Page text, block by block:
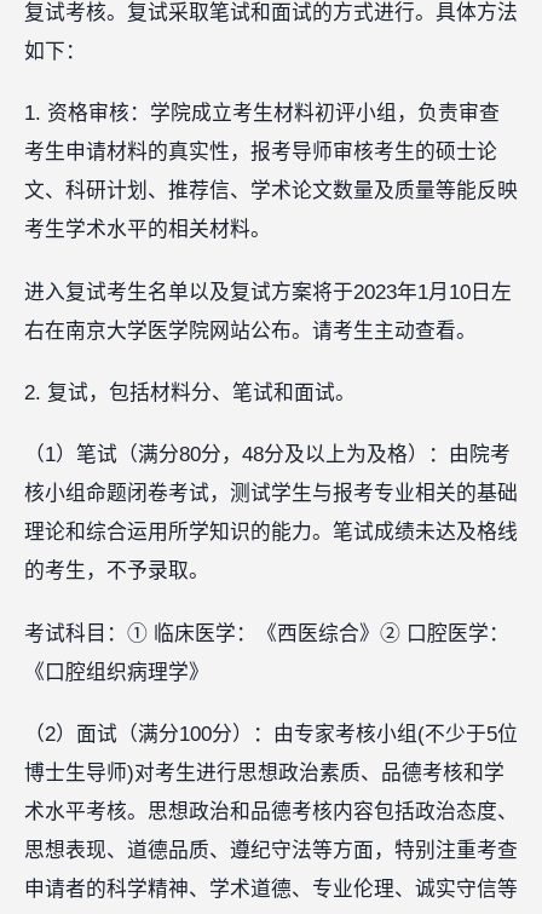
复试考核。复试采取笔试和面试的方式进行。具体方法
如下：
1. 资格审核：学院成立考生材料初评小组，负责审查
考生申请材料的真实性，报考导师审核考生的硕士论
文、科研计划、推荐信、学术论文数量及质量等能反映
考生学术水平的相关材料。
进入复试考生名单以及复试方案将于2023年1月10日左
右在南京大学医学院网站公布。请考生主动查看。
2. 复试，包括材料分、笔试和面试。
（1）笔试（满分80分，48分及以上为及格）：由院考
核小组命题闭卷考试，测试学生与报考专业相关的基础
理论和综合运用所学知识的能力。笔试成绩未达及格线
的考生，不予录取。
考试科目：① 临床医学：《西医综合》② 口腔医学：
《口腔组织病理学》
（2）面试（满分100分）：由专家考核小组(不少于5位
博士生导师)对考生进行思想政治素质、品德考核和学
术水平考核。思想政治和品德考核内容包括政治态度、
思想表现、道德品质、遵纪守法等方面，特别注重考查
申请者的科学精神、学术道德、专业伦理、诚实守信等